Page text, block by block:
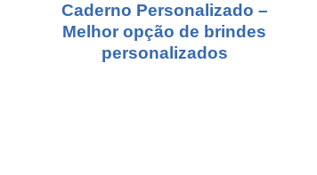
Caderno Personalizado –
Melhor opção de brindes
personalizados